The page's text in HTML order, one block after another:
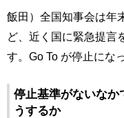
飯田）全国知事会は年
ど、近く国に緊急提言
す。Go To が停止にな
停止基準がないなか
うするか